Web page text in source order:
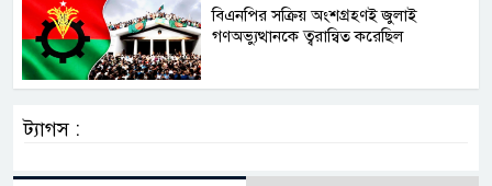
বিএনপির সক্রিয় অংশগ্রহণই জুলাই
গণঅভ্যুত্থানকে ত্বরান্বিত করেছিল
ট্যাগস :